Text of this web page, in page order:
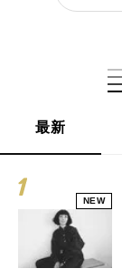
最新
NEW